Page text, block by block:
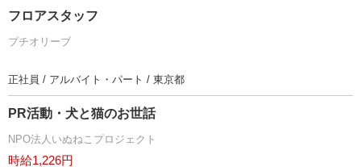
フロアスタッフ
プチオリーブ
正社員 / アルバイト・パート / 東京都
PR活動・犬と猫のお世話
NPO法人いぬねこプロジェクト
時給1,226円